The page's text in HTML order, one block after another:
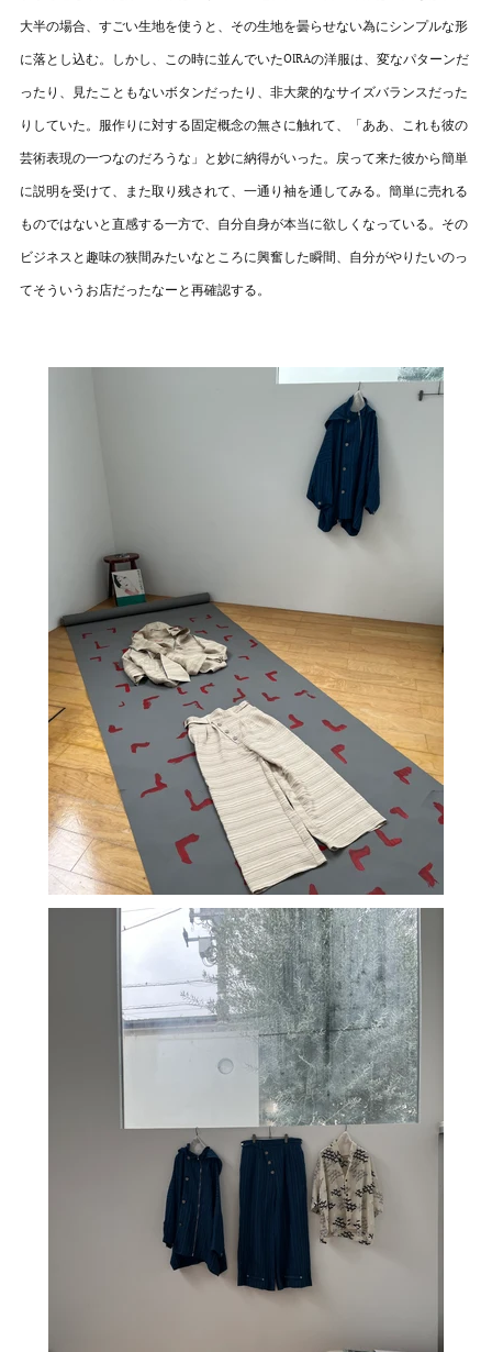
大半の場合、すごい生地を使うと、その生地を曇らせない為にシンプルな形
に落とし込む。しかし、この時に並んでいたOIRAの洋服は、変なパターンだ
ったり、見たこともないボタンだったり、非大衆的なサイズバランスだった
りしていた。服作りに対する固定概念の無さに触れて、「ああ、これも彼の
芸術表現の一つなのだろうな」と妙に納得がいった。戻って来た彼から簡単
に説明を受けて、また取り残されて、一通り袖を通してみる。簡単に売れる
ものではないと直感する一方で、自分自身が本当に欲しくなっている。その
ビジネスと趣味の狭間みたいなところに興奮した瞬間、自分がやりたいのっ
てそういうお店だったなーと再確認する。